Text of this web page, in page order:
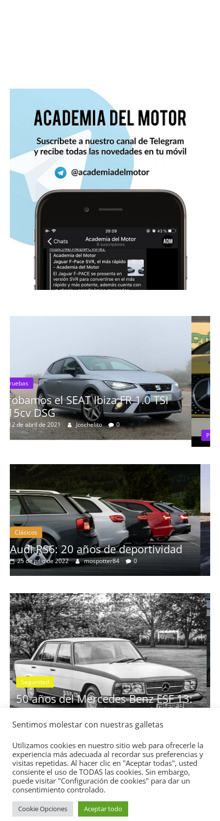
Pruebas
Probamos el Mercedes-Benz A200d
19 de abril de 2020 Joschelito 0
Clásicos
BMW Serie 7: lujo desde 1977
28 de junio de 2022 mospotter84 0
Seguridad Vídeo
El Mazda CX-5 2022 logra la
nota en las pruebas de seguridad
IIHS
11 de noviembre de 2021 mospotter84 0
Copyright © 2026Academia del Motor
Sentimos molestar con nuestras galletas
Utilizamos cookies en nuestro sitio web para ofrecerle la
experiencia más adecuada al recordar sus preferencias y
visitas repetidas. Al hacer clic en "Aceptar todas", usted
consiente el uso de TODAS las cookies. Sin embargo,
puede visitar "Configuración de cookies" para dar un
consentimiento controlado.
Cookie Opciones Aceptar todo